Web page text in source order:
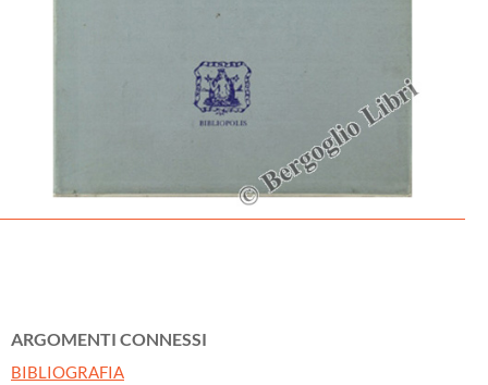
ARGOMENTI CONNESSI
BIBLIOGRAFIA